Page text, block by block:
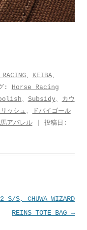
RACING、 KEIBA、
: Horse Racing
、 Subsidy、 カウ
ッシュ 、
ドバイゴール
アパレル| 投稿日:
S/S, CHUWA WIZARD
REINS TOTE BAG→